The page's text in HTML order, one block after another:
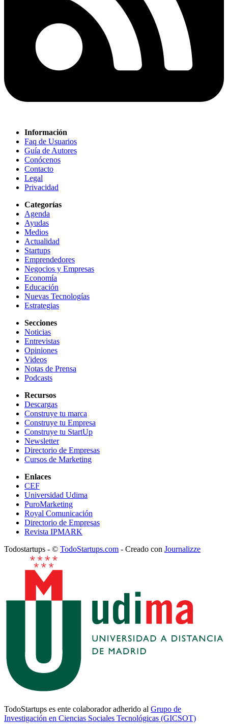
Información
Faq de Usuarios
Guía de Autores
Conócenos
Contacto
Legal
Privacidad
Categorías
Agenda
Ayudas
Medios
Actualidad
Startups
Emprendedores
Negocios y Empresas
Economía
Educación
Nuevas Tecnologías
Estrategias
Secciones
Noticias
Entrevistas
Opiniones
Videos
Notas de Prensa
Podcasts
Recursos
Descargas
Construye tu marca
Construye tu Empresa
Construye tu StartUp
Newsletter
Directorio de Empresas
Cursos de Marketing
Enlaces
CEF
Universidad Udima
PuroMarketing
Royal Comunicación
Directorio de Empresas
Revista IPMARK
Todostartups - © TodoStartups.com - Creado con Journalizze
TodoStartups es ente colaborador adherido al Grupo de
Investigación en Ciencias Sociales Tecnológicas (GICSOT)